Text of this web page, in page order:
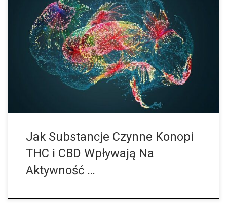
Za pomocą rezonansu magnetycznego zbadano, w jaki sposób
konopie indyjskie wpływają na sieci spoczynkowe mózgu.
Przede wszystkim efekt CBD był inny niż oczekiwano. Nasz
mózg nigdy nie jest w stanie spoczynku. Zawsze jest w jakiś
sposób aktywny. Badania nad mózgiem wykazały, że pewne
obszary mózgu komunikują się ze sobą nawet wtedy, gdy
jesteśmy w stanie spoczynku, kiedy nie śpimy, ale […]
Jak Substancje Czynne Konopi
THC i CBD Wpływają Na
Aktywność …